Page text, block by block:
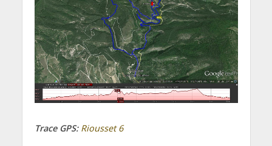
Trace GPS: Riousset 6